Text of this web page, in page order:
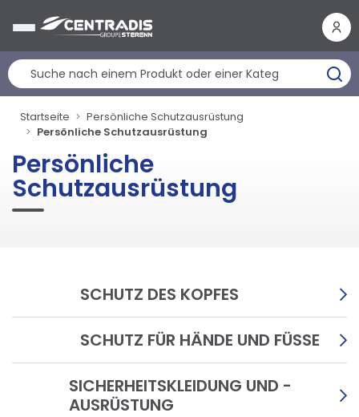
Startseite
Persönliche Schutzausrüstung
Persönliche Schutzausrüstung
Persönliche
Schutzausrüstung
SCHUTZ DES KOPFES
SCHUTZ FÜR HÄNDE UND FÜSSE
SICHERHEITSKLEIDUNG UND -
AUSRÜSTUNG